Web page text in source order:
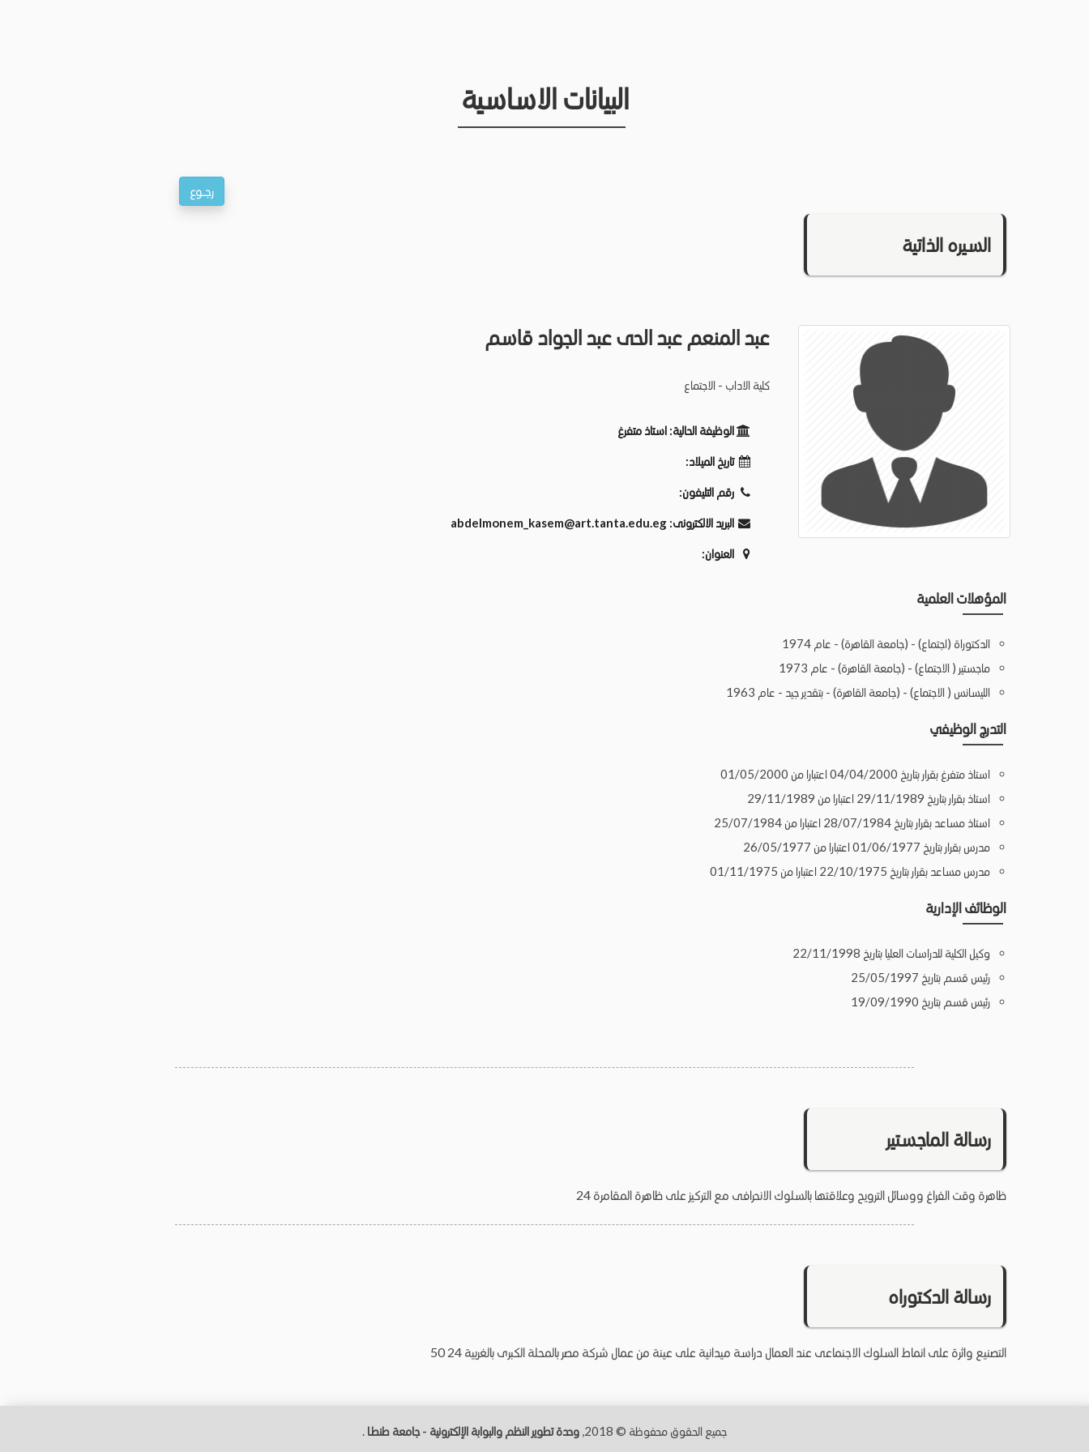
البيانات الاساسية
السيره الذاتية
عبد المنعم عبد الحى عبد الجواد قاسم
كلية الاداب - الاجتماع
الوظيفة الحالية:استاذ متفرغ
تاريخ الميلاد:
رقم التليفون:
البريد الالكترونى: abdelmonem_kasem@art.tanta.edu.eg
العنوان:
المؤهلات العلمية
الدكتوراة (اجتماع) - (جامعة القاهرة) - عام 1974
ماجستير ( الاجتماع) - (جامعة القاهرة) - عام 1973
الليسانس ( الاجتماع) - (جامعة القاهرة) - بتقدير جيد - عام 1963
التدرج الوظيفي
استاذ متفرغ بقرار بتاريخ 04/04/2000 اعتبارا من 01/05/2000
استاذ بقرار بتاريخ 29/11/1989 اعتبارا من 29/11/1989
استاذ مساعد بقرار بتاريخ 28/07/1984 اعتبارا من 25/07/1984
مدرس بقرار بتاريخ 01/06/1977 اعتبارا من 26/05/1977
مدرس مساعد بقرار بتاريخ 22/10/1975 اعتبارا من 01/11/1975
الوظائف الإدارية
وكيل الكلية للدراسات العليا بتاريخ 22/11/1998
رئيس قسم بتاريخ 25/05/1997
رئيس قسم بتاريخ 19/09/1990
رسالة الماجستير
ظاهرة وقت الفراغ ووسائل الترويح وعلاقتها بالسلوك الانحرافى مع التركيز على ظاهرة المقامرة 24
رسالة الدكتوراه
التصنيع واثرة على انماط السلوك الاجنماعى عند العمال دراسة ميدانية على عينة من عمال شركة مصر بالمحلة الكبرى بالغربية 24 50
جميع الحقوق محفوظة © 2018, وحدة تطوير النظم والبوابة الإلكترونية - جامعة طنطــا .